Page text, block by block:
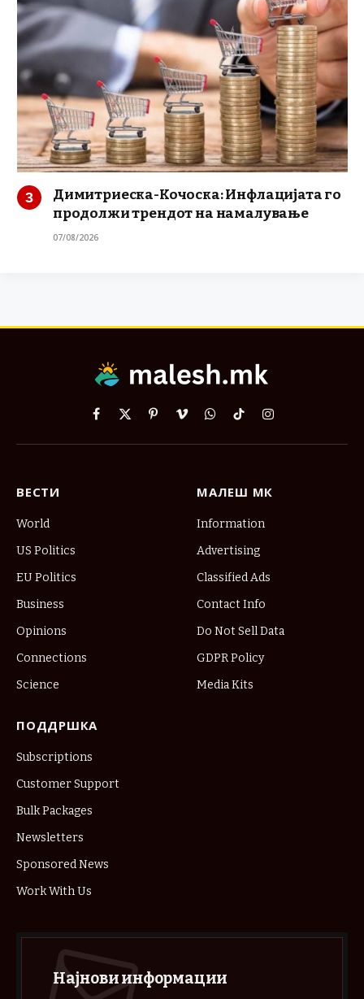
Димитриеска-Кочоска: Инфлацијата го
продолжи трендот на намалување
07/08/2026
Facebook
X
PinterestVimeoWhatsApp
TikTokInstagram
ВЕСТИ
World
US Politics
EU Politics
Business
Opinions
Connections
Science
МАЛЕШ МК
Information
Advertising
Classified Ads
Contact Info
Do Not Sell Data
GDPR Policy
Media Kits
ПОДДРШКА
Subscriptions
Customer Support
Bulk Packages
Newsletters
Sponsored News
Work With Us
Најнови информации